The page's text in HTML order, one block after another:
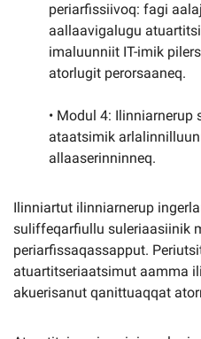
periarfissiivoq: fagi
aallaavigalugu
imaluunniit IT-imik
atorlugit perorsaaneq.
• Modul 4:
ataatsimik
allaaserinninneq.
Ilinniartut ilinniarnerup
suliffeqarfiullu suleriaasiinik
periarfissaqassapput.
atuartitseriaatsimut aamma
akuerisanut qanittuaqqat